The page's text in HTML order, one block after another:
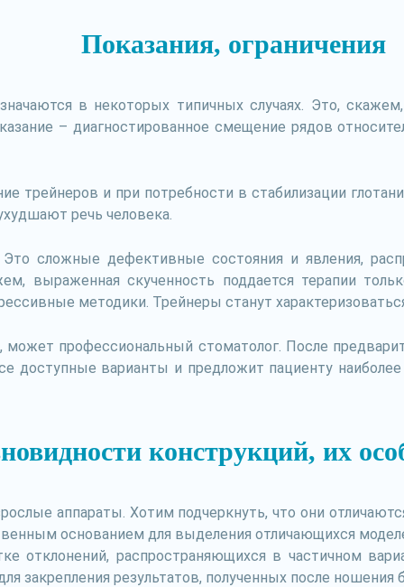
Показания, ограничения
в некоторых типичных случаях. Это,
– диагностированное смещение рядов
трейнеров и при потребности в стабилизации
речь человека.
сложные дефективные состояния и явления,
выраженная скученность поддается терапии
методики. Трейнеры станут
профессиональный стоматолог. После
доступные варианты и предложит пациенту
конструкций, их
аппараты. Хотим подчеркнуть, что они
основанием для выделения отличающихся
отклонений, распространяющихся в частичном
закрепления результатов, полученных после